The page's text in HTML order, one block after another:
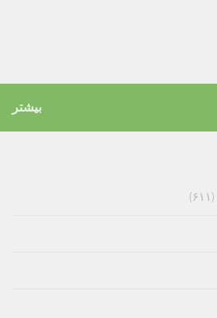
بیشتر
(۶۱۱)